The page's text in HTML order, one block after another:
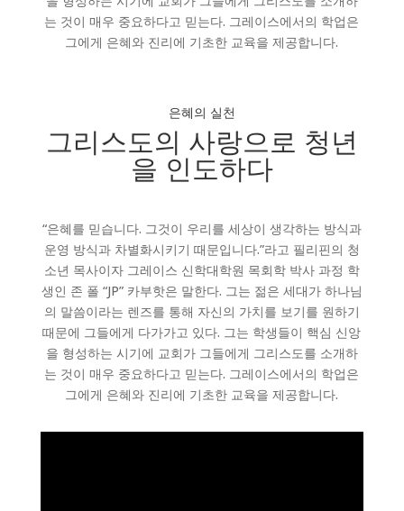
는 것이 매우 중요하다고 믿는다. 그레이스에서의 학업은
그에게 은혜와 진리에 기초한 교육을 제공합니다.
은혜의 실천
그리스도의 사랑으로 청년
을 인도하다
“은혜를 믿습니다. 그것이 우리를 세상이 생각하는 방식과
운영 방식과 차별화시키기 때문입니다.”라고 필리핀의 청
소년 목사이자 그레이스 신학대학원 목회학 박사 과정 학
생인 존 폴 “JP” 카부핫은 말한다. 그는 젊은 세대가 하나님
의 말씀이라는 렌즈를 통해 자신의 가치를 보기를 원하기
때문에 그들에게 다가가고 있다. 그는 학생들이 핵심 신앙
을 형성하는 시기에 교회가 그들에게 그리스도를 소개하
는 것이 매우 중요하다고 믿는다. 그레이스에서의 학업은
그에게 은혜와 진리에 기초한 교육을 제공합니다.